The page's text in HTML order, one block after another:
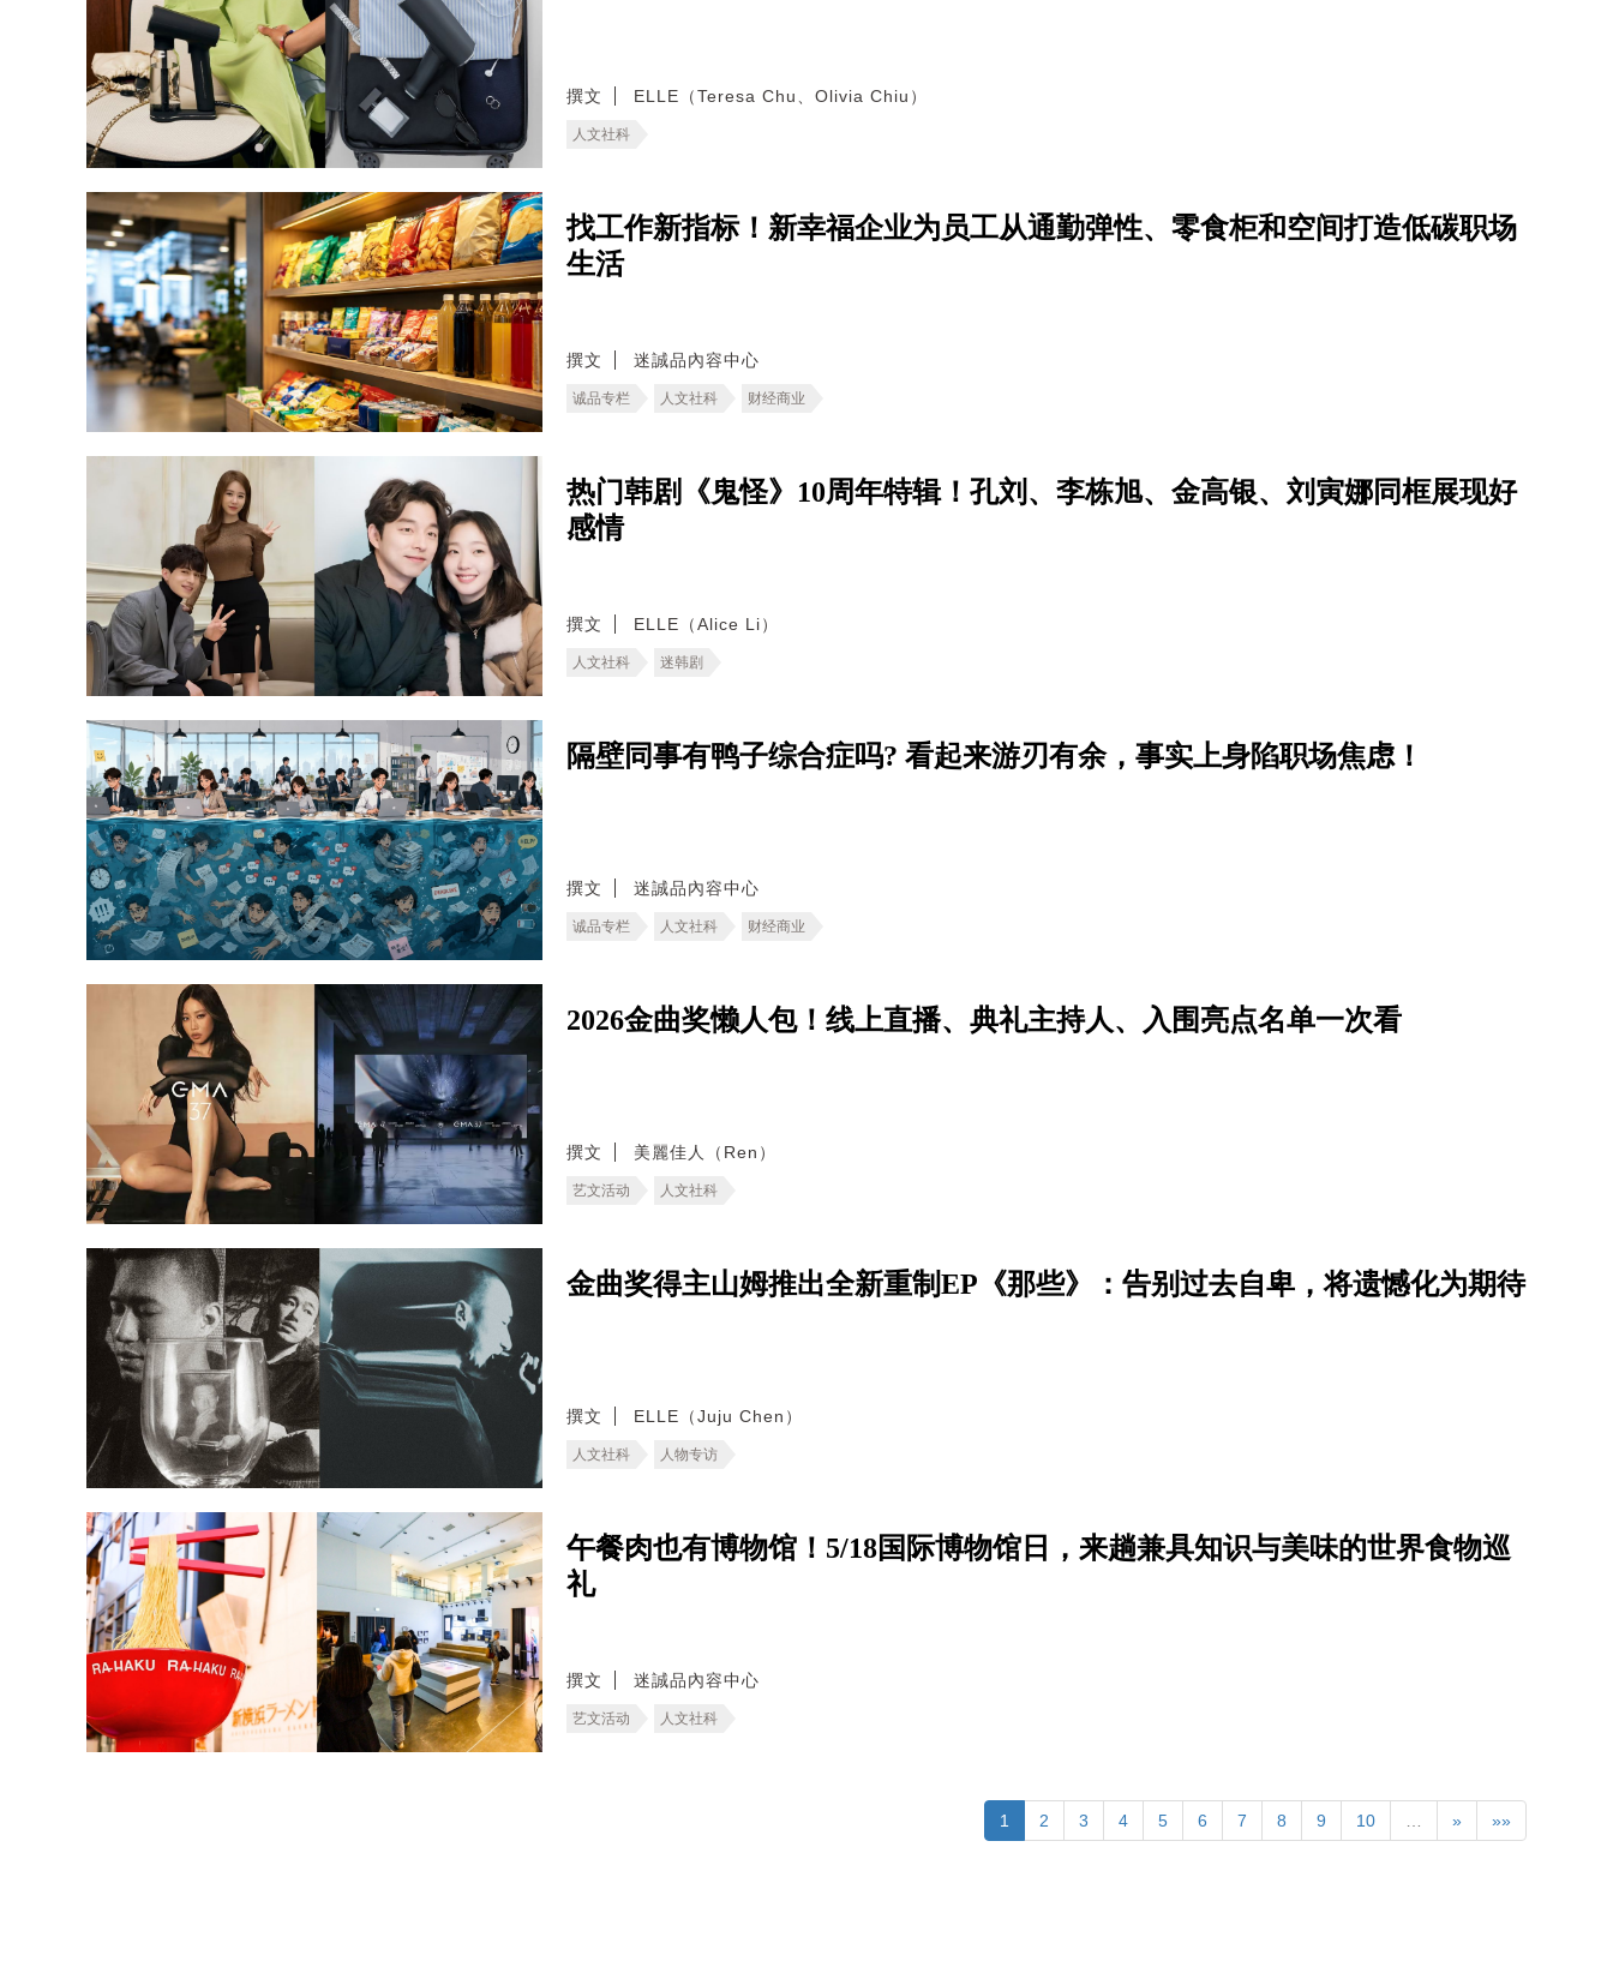
撰文 ELLE（Teresa Chu、Olivia Chiu）
人文社科
找工作新指标！新幸福企业为员工从通勤弹性、零食柜和空间打造低碳职场
生活
撰文 迷誠品內容中心
诚品专栏 人文社科 财经商业
热门韩剧《鬼怪》10周年特辑！孔刘、李栋旭、金高银、刘寅娜同框展现好
感情
撰文 ELLE（Alice Li）
人文社科 迷韩剧
隔壁同事有鸭子综合症吗? 看起来游刃有余，事实上身陷职场焦虑！
撰文 迷誠品內容中心
诚品专栏 人文社科 财经商业
2026金曲奖懒人包！线上直播、典礼主持人、入围亮点名单一次看
撰文 美麗佳人（Ren）
艺文活动 人文社科
金曲奖得主山姆推出全新重制EP《那些》：告别过去自卑，将遗憾化为期待
撰文 ELLE（Juju Chen）
人文社科 人物专访
午餐肉也有博物馆！5/18国际博物馆日，来趟兼具知识与美味的世界食物巡
礼
撰文 迷誠品內容中心
艺文活动 人文社科
1 2 3 4 5 6 7 8 9 10 … » »»